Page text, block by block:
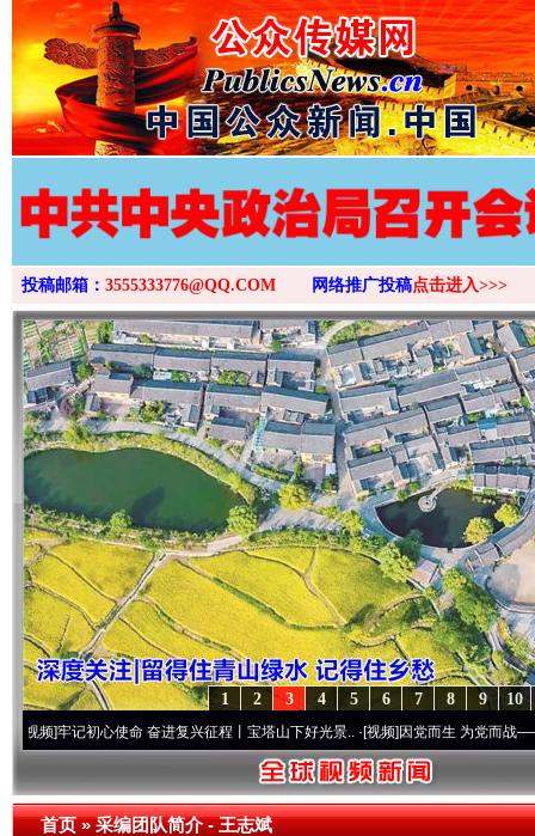
投稿邮箱： 3555333776@QQ.COM 网络推广投稿点击进入>>>
10
9
8
7
6
5
4
3
2
1
奋进复兴征程丨宝塔山下好光景..·[视频]因党而生 为党而战——百年“纪”事⑧加强
首页»采编团队简介- 王志斌